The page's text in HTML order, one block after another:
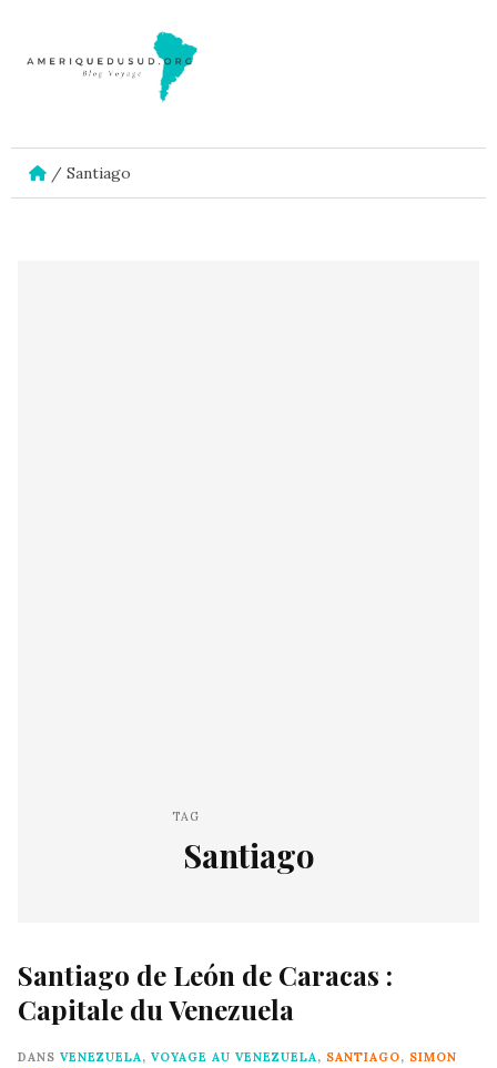
/ Santiago
TAG
Santiago
Santiago de León de Caracas :
Capitale du Venezuela
DANS VENEZUELA, VOYAGE AU VENEZUELA, SANTIAGO, SIMON